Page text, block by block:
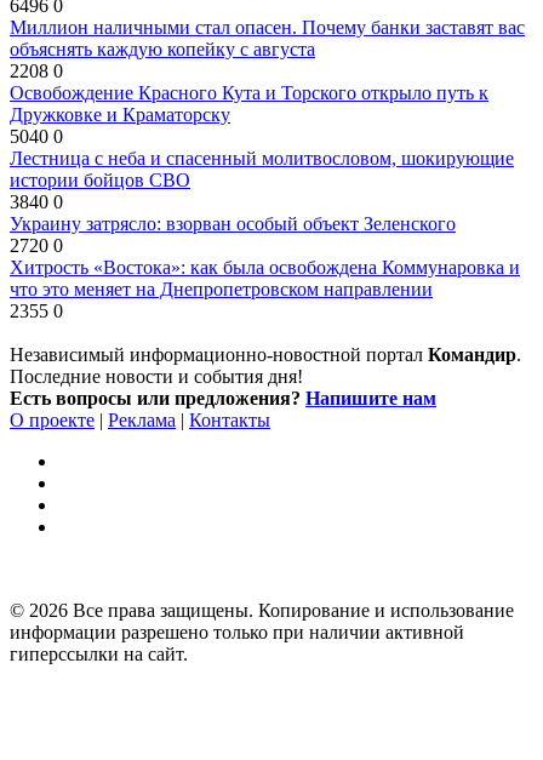
6496 0
Миллион наличными стал опасен. Почему банки заставят вас
объяснять каждую копейку с августа
2208 0
Освобождение Красного Кута и Торского открыло путь к
Дружковке и Краматорску
5040 0
Лестница с неба и спасенный молитвословом, шокирующие
истории бойцов СВО
3840 0
Украину затрясло: взорван особый объект Зеленского
2720 0
Хитрость «Востока»: как была освобождена Коммунаровка и
что это меняет на Днепропетровском направлении
2355 0
Независимый информационно-новостной портал Командир.
Последние новости и события дня!
Есть вопросы или предложения? Напишите нам
О проекте | Реклама | Контакты
© 2026 Все права защищены. Копирование и использование
информации разрешено только при наличии активной
гиперссылки на сайт.